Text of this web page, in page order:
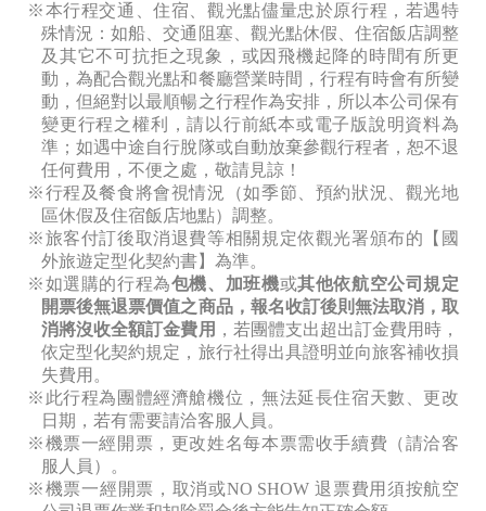
※本行程交通、住宿、觀光點儘量忠於原行程，若遇特
殊情況：如船、交通阻塞、觀光點休假、住宿飯店調整
及其它不可抗拒之現象，或因飛機起降的時間有所更
動，為配合觀光點和餐廳營業時間，行程有時會有所變
動，但絕對以最順暢之行程作為安排，所以本公司保有
變更行程之權利，請以行前紙本或電子版說明資料為
準；如遇中途自行脫隊或自動放棄參觀行程者，恕不退
任何費用，不便之處，敬請見諒！
※行程及餐食將會視情況（如季節、預約狀況、觀光地
區休假及住宿飯店地點）調整。
※旅客付訂後取消退費等相關規定依觀光署頒布的【國
外旅遊定型化契約書】為準。
※如選購的行程為包機、加班機或其他依航空公司規定
開票後無退票價值之商品，報名收訂後則無法取消，取
消將沒收全額訂金費用 ，若團體支出超出訂金費用時，
依定型化契約規定，旅行社得出具證明並向旅客補收損
失費用。
※此行程為團體經濟艙機位，無法延長住宿天數、更改
日期，若有需要請洽客服人員。
※機票一經開票，更改姓名每本票需收手續費（請洽客
服人員）。
※機票一經開票，取消或NO SHOW退票費用須按航空